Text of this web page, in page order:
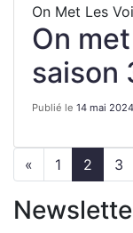
On Met Les
On
saison
Publié le 14 mai 2024
« 1 2 3